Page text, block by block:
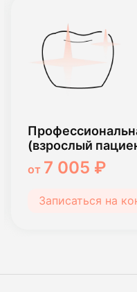
(взрослый
от 7 005 ₽
Записаться на